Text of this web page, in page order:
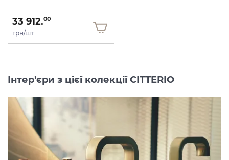
33 912.00
грн/шт
Інтер'єри з цієї колекції CITTERIO